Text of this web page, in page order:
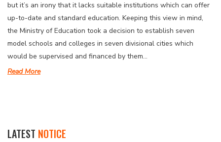
but it’s an irony that it lacks suitable institutions which can offer
up-to-date and standard education. Keeping this view in mind,
the Ministry of Education took a decision to establish seven
model schools and colleges in seven divisional cities which
would be supervised and financed by them...
Read More
LATEST NOTICE